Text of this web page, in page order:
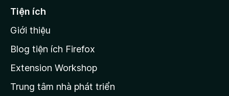
ế
t
r
n
g
Tiện ích
Giới thiệu
Blog tiện ích Firefox
Extension Workshop
Trung tâm nhà phát triển